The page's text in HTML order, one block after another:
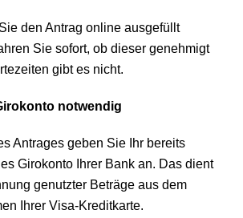
den Antrag online ausgefüllt
Sie sofort, ob dieser genehmigt
gibt es nicht.
notwendig
Antrages geben Sie Ihr bereits
Girokonto Ihrer Bank an. Das dient
genutzter Beträge aus dem
Ihrer Visa-Kreditkarte.